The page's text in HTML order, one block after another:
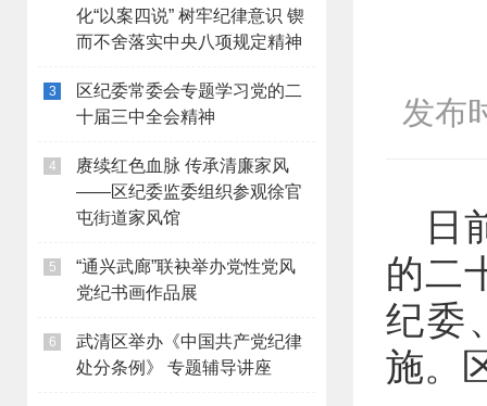
化“以案四说” 树牢纪律意识 锲
而不舍落实中央八项规定精神
3
区纪委常委会专题学习党的二
十届三中全会精神
4
赓续红色血脉 传承清廉家风
——区纪委监委组织参观徐官
屯街道家风馆
5
“通兴武廊”联袂举办党性党风
党纪书画作品展
6
武清区举办《中国共产党纪律
处分条例》 专题辅导讲座
发布
日
的二
纪委
施。